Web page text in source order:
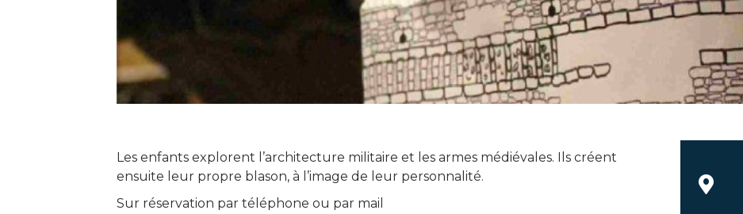
Les enfants explorent l’architecture militaire et les armes médiévales. Ils créent
ensuite leur propre blason, à l’image de leur personnalité.
Sur réservation par téléphone ou par mail